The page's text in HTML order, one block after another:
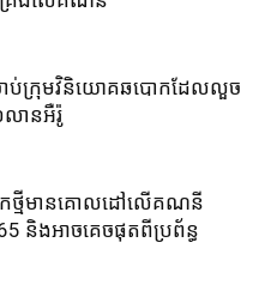
ក្រុមវិនិយោគឆបោកដែលលួច
លានអឺរ៉ូ
ថ្មីមានគោលដៅលើគណនី
និងអាចគេចផុតពីប្រព័ន្ធ